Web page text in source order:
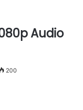
Audio
200